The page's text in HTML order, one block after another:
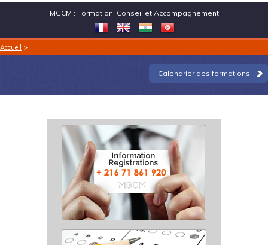
MGCM : Formation, Conseil et Accompagnement
Accueil >
Calendrier des formations